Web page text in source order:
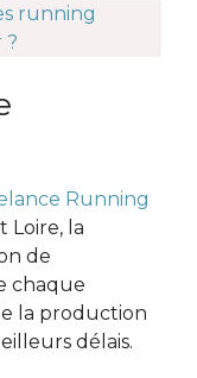
running
?
Running
Loire, la
de
chaque
la production
délais.